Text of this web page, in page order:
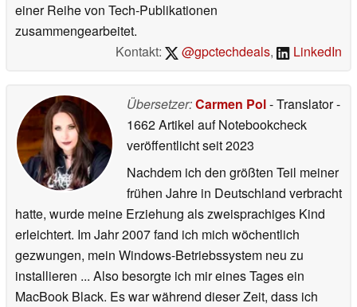
einer Reihe von Tech-Publikationen
zusammengearbeitet.
Kontakt:
@gpctechdeals, LinkedIn
Übersetzer:Carmen Pol- Translator-
1662 Artikel auf Notebookcheck
veröffentlichtseit 2023
Nachdem ich den größten Teil meiner
frühen Jahre in Deutschland verbracht
hatte, wurde meine Erziehung als zweisprachiges Kind
erleichtert. Im Jahr 2007 fand ich mich wöchentlich
gezwungen, mein Windows-Betriebssystem neu zu
installieren ... Also besorgte ich mir eines Tages ein
MacBook Black. Es war während dieser Zeit, dass ich